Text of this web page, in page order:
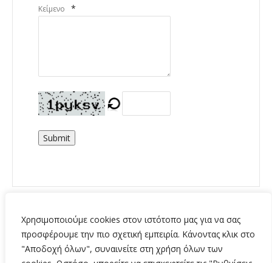
Χρησιμοποιούμε cookies στον ιστότοπο μας για να σας
προσφέρουμε την πιο σχετική εμπειρία. Κάνοντας κλικ στο
"Αποδοχή όλων", συναινείτε στη χρήση όλων των
Κείμενο *
Submit